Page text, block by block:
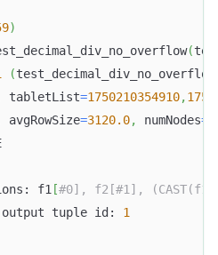
)
(
(test_decimal_div_no_overflow
tabletList=1750210354910,
avgRowSize=3120.0, numNodes=
f1
[#0], f2[#1],
tuple id:
1